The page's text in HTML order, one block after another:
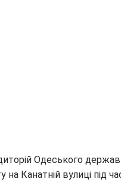
Одеського
на Канатній вулиці під